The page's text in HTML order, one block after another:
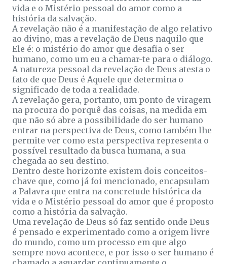
vida e o Mistério pessoal do amor como a
história da salvação.
A revelação não é a manifestação de algo relativo
ao divino, mas a revelação de Deus naquilo que
Ele é: o mistério do amor que desafia o ser
humano, como um eu a chamar-te para o diálogo.
A natureza pessoal da revelação de Deus atesta o
fato de que Deus é Aquele que determina o
significado de toda a realidade.
A revelação gera, portanto, um ponto de viragem
na procura do porquê das coisas, na medida em
que não só abre a possibilidade do ser humano
entrar na perspectiva de Deus, como também lhe
permite ver como esta perspectiva representa o
possível resultado da busca humana, a sua
chegada ao seu destino.
Dentro deste horizonte existem dois conceitos-
chave que, como já foi mencionado, encapsulam
a Palavra que entra na concretude histórica da
vida e o Mistério pessoal do amor que é proposto
como a história da salvação.
Uma revelação de Deus só faz sentido onde Deus
é pensado e experimentado como a origem livre
do mundo, como um processo em que algo
sempre novo acontece, e por isso o ser humano é